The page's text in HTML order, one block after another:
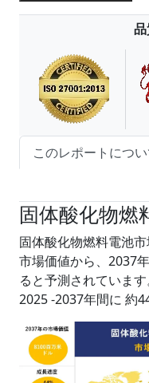
このレポートにつ
固体酸化物燃
固体酸化物燃料電池
市場価値から、2037
ると予測されていま
2025 -2037年間に 約